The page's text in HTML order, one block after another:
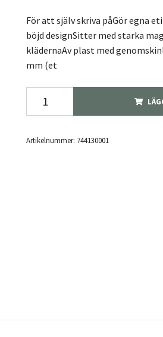
För att själv skriva påGör egna
böjd designSitter med starka
klädernaAv plast med
mm (et
Artikelnummer: 744130001